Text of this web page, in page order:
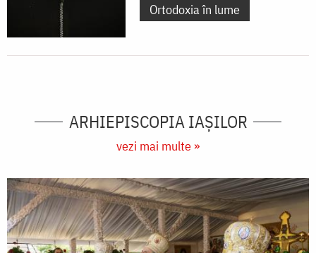
Ortodoxia în lume
ARHIEPISCOPIA IAŞILOR
vezi mai multe »